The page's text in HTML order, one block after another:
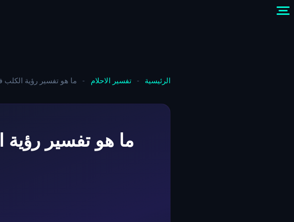
الرئيسية - تفسير الاحلام - ما هو تفسير رؤية الكلب
ما هو تفسير رؤية